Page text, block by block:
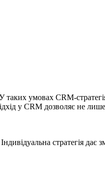
таких умовах CRM-
у CRM дозволяє не
стратегія дає